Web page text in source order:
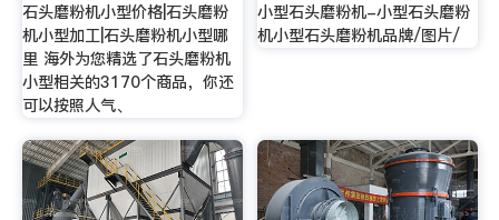
石头磨粉机小型价格|石头磨粉
机小型加工|石头磨粉机小型哪
里 海外为您精选了石头磨粉机
小型相关的3170个商品，你还
可以按照人气、
小型石头磨粉机-小型石头磨粉
机小型石头磨粉机品牌/图片/